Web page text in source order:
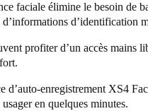
faciale élimine le besoin de
d’identification
profiter d’un accès mains
d’auto-enregistrement XS4
en quelques minutes.